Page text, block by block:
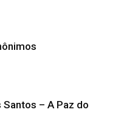
– A Paz do